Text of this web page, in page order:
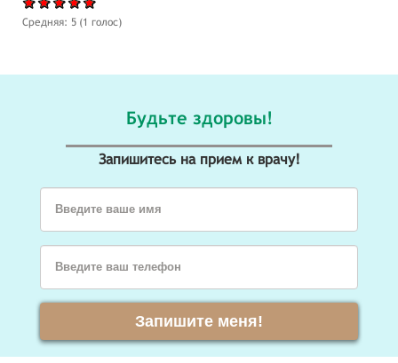
Средняя: 5 (1 голос)
Будьте здоровы!
Запишитесь на прием к врачу!
Введите ваше имя
Введите ваш телефон
Запишите меня!